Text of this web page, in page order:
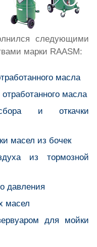
следующими
марки RAASM:
масла
масла
и откачки
масел из бочек
из тормозной
давления
масел
для мойки